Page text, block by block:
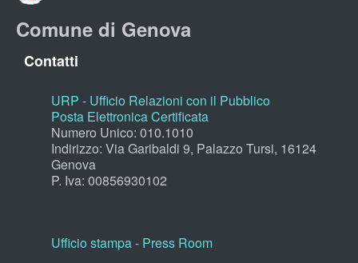
Comune di Genova
Contatti
URP - Ufficio Relazioni con il Pubblico
Posta Elettronica Certificata
Numero Unico: 010.1010
Indirizzo: Via Garibaldi 9, Palazzo Tursi, 16124
Genova
P. Iva: 00856930102
Ufficio stampa - Press Room